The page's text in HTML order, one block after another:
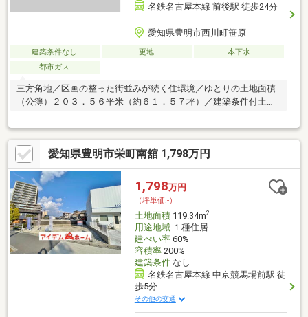
名鉄名古屋本線 前後駅 徒歩24分
愛知県豊明市西川町笹原
建築条件なし 更地
本下水
都市ガス
三方角地／区画の整った街並みが続く住環境／ゆとりの土地面積
（公簿）２０３．５６平米（約６１．５７坪）／建築条件付土地
愛知県豊明市栄町南舘 1,798万円
1,798万円
（坪単価:-）
土地面積119.34m2
用途地域１種住居
建ぺい率60%
容積率200%
建築条件なし
名鉄名古屋本線 中京競馬場前駅 徒
歩5分
その他の交通